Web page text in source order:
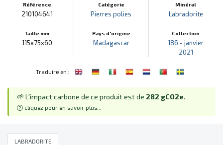
Référence
210104641
Taille mm
115x75x60
Catégorie
Pierres polies
Pays d'origine
Madagascar
Minéral
Labradorite
Collection
186 - janvier
2021
Traduire en :
🌱 L'impact carbone de ce produit est de 282 gCO2e.
cliquez pour en savoir plus...
LABRADORITE